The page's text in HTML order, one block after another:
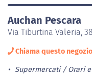
Auchan Pescara
Via Tiburtina Valeria,
Chiama questo negozio
Supermercati Orari